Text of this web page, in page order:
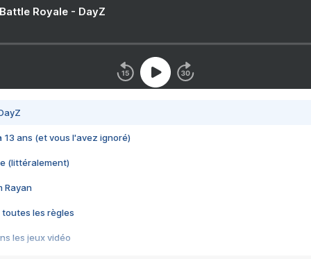
Royale - DayZ
13 ans (et vous l'avez ignoré)
(littéralement)
Rayan
toutes les règles
les jeux vidéo